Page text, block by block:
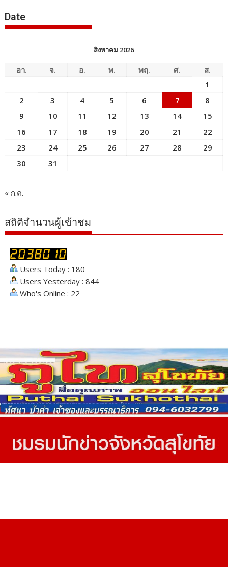
Date
สิงหาคม 2026
อา. จ. อ. พ. พฤ. ศ.
ส.
1
2
3 4 5 6 7
8
9
10 11 12 13 14
15
16
17 18 19 20 21
22
23
24 25 26 27 28
29
30
31
« ก.ค.
สถิติจำนวนผู้เข้าชม
Users Today : 180
Users Yesterday : 844
Who's Online : 22